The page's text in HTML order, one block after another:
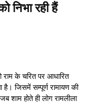
निभा रही हैं
राम के चरित पर आधारित
जिसमें सम्पूर्ण रामायण की
शाम होते ही लोग रामलीला